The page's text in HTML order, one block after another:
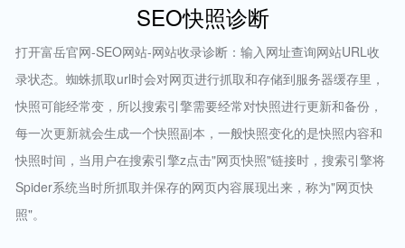
SEO快照诊断
打开富岳官网-SEO网站-网站收录诊断：输入网址查询网站URL收
录状态。蜘蛛抓取url时会对网页进行抓取和存储到服务器缓存里，
快照可能经常变，所以搜索引擎需要经常对快照进行更新和备份，
每一次更新就会生成一个快照副本，一般快照变化的是快照内容和
快照时间，当用户在搜索引擎z点击"网页快照"链接时，搜索引擎将
Spider系统当时所抓取并保存的网页内容展现出来，称为"网页快
照"。